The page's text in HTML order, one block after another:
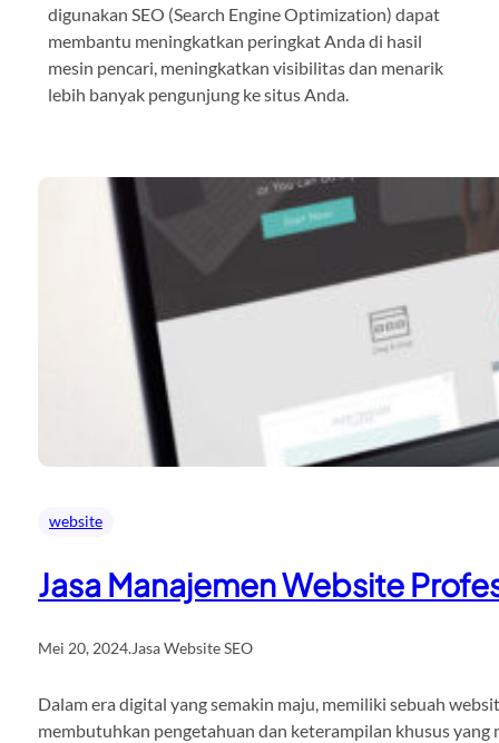
digunakan SEO (Search Engine Optimization) dapat
membantu meningkatkan peringkat Anda di hasil
mesin pencari, meningkatkan visibilitas dan menarik
lebih banyak pengunjung ke situs Anda.
website
Jasa Manajemen Website
Mei 20, 2024.Jasa Website SEO
Dalam era digital yang semakin maju, memiliki sebuah
membutuhkan pengetahuan dan keterampilan khusus